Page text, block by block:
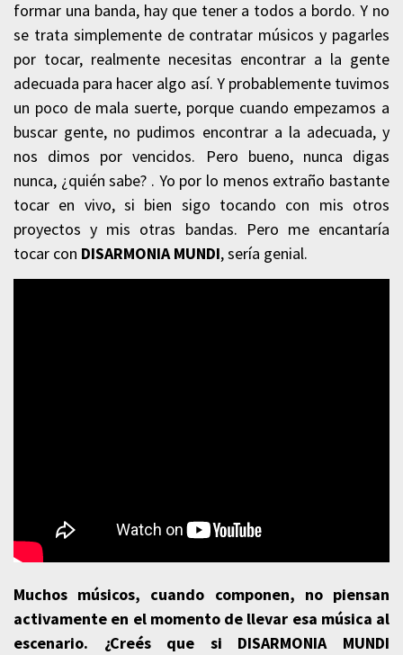
formar una banda, hay que tener a todos a bordo. Y no
se trata simplemente de contratar músicos y pagarles
por tocar, realmente necesitas encontrar a la gente
adecuada para hacer algo así. Y probablemente tuvimos
un poco de mala suerte, porque cuando empezamos a
buscar gente, no pudimos encontrar a la adecuada, y
nos dimos por vencidos. Pero bueno, nunca digas
nunca, ¿quién sabe? . Yo por lo menos extraño bastante
tocar en vivo, si bien sigo tocando con mis otros
proyectos y mis otras bandas. Pero me encantaría
tocar con DISARMONIA MUNDI, sería genial.
Muchos músicos, cuando componen, no piensan
activamente en el momento de llevar esa música al
escenario. ¿Creés que si DISARMONIA MUNDI